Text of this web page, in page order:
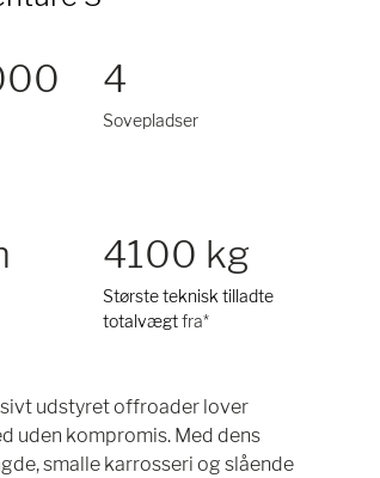
4
Sovepladser
4100 kg
Største teknisk tilladte
totalvægtfra*
udstyret offroader lover
uden kompromis. Med dens
smalle karrosseri og slående